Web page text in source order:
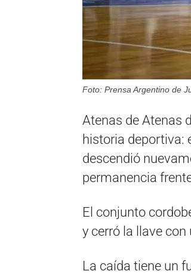
Foto: Prensa Argentino de
Atenas de Atenas
historia deportiva:
descendió
permanencia
El conjunto
y cerró la llave con
La caída tiene un